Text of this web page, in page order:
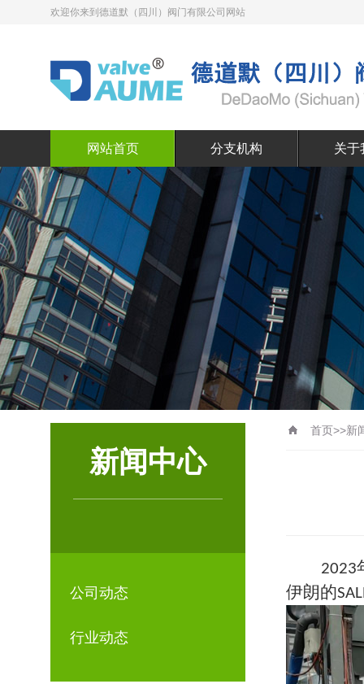
欢迎你来到德道默（四川）阀门有限公司网站
网站首页 分支机构 关于
新闻中心
公司动态
行业动态
首页>>新
2023
伊朗的